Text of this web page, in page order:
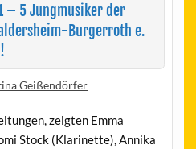
– 5 Jungmusiker der
Burgerroth e.
Geißendörfer
zeigten Emma
Stock (Klarinette), Annika